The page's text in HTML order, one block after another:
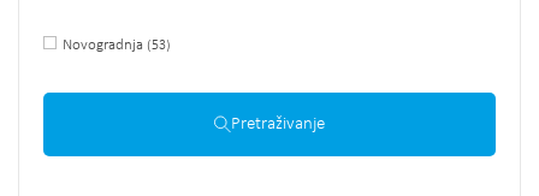
Novogradnja (53)
Pretraživanje